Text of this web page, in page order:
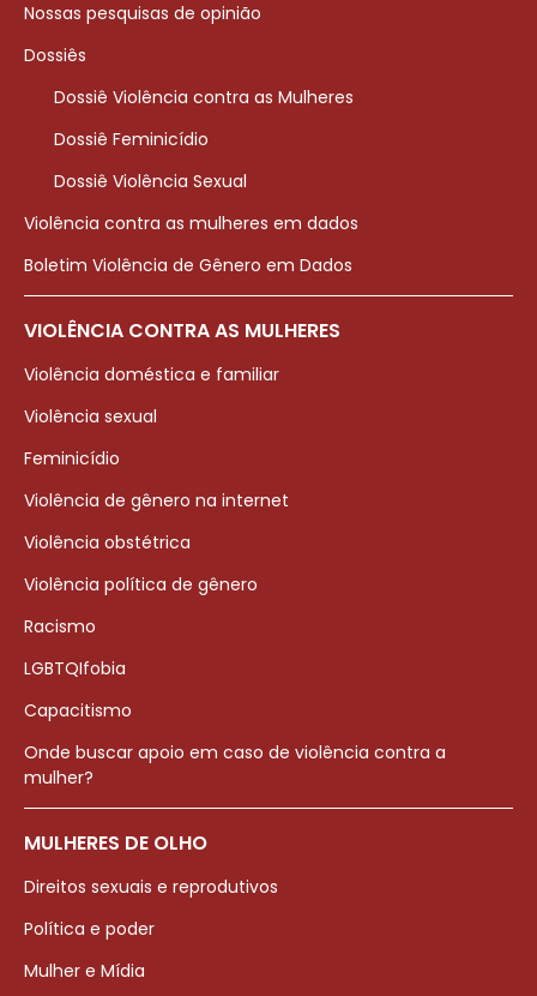
Nossas pesquisas de opinião
Dossiês
Dossiê Violência contra as Mulheres
Dossiê Feminicídio
Dossiê Violência Sexual
Violência contra as mulheres em dados
Boletim Violência de Gênero em Dados
VIOLÊNCIA CONTRA AS MULHERES
Violência doméstica e familiar
Violência sexual
Feminicídio
Violência de gênero na internet
Violência obstétrica
Violência política de gênero
Racismo
LGBTQIfobia
Capacitismo
Onde buscar apoio em caso de violência contra a
mulher?
MULHERES DE OLHO
Direitos sexuais e reprodutivos
Política e poder
Mulher e Mídia